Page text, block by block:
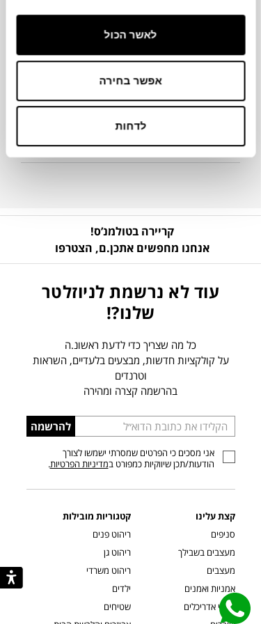
לאשר הכול
אפשר בחירה
לדחות
מידע על חומרים
מק"ט
פרטים נוספים
קריירה בטולמנ’ס!
אנחנו מחפשים אתכן.ם, הצטרפו
עוד לא נרשמת לניוזלטר
שלנו?!
כל מה שצריך כדי לדעת ראשונ.ה
על קולקציות חדשות, מבצעים בלעדיים, השראות
וטרנדים
בהרשמה קצרה ומהירה
הכניסו
כתובת
דוא”ל
להרשמה
אני מסכים כי הפרטים שמסרתי ישמשו לצורך
הודעות/תכן שיווקיות כמפורט במדיניות הפרטיות.
קצת עלינו
סניפים
מעצבים בשבילך
מעצבים
אמניות ואמנים
קשרי אדריכלים
קטגוריות מובילות
ריהוט פנים
ריהוט גן
ריהוט משרדי
ילדים
שטיחים